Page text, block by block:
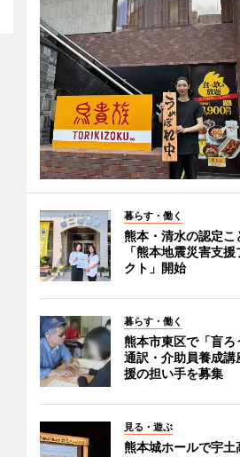
暮らす・働く
熊本・清水の認定こ
「熊本地震災害支
クト」開始
暮らす・働く
熊本市東区で「盲ろ
通訳・介助員養成
援の担い手を募集
見る・遊ぶ
熊本城ホールで宇土